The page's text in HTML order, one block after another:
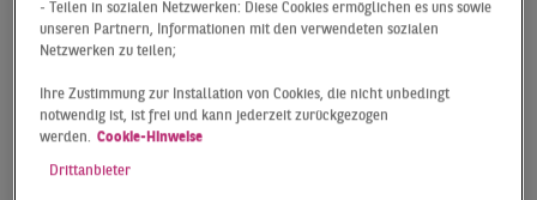
beigetragen haben gleich mehrere Großdeals: Im
Neubausegment sind die Abschlüsse von Jysk
zu nennen, der größte Deal über 29.500 m² durch
einen Logistikdienstleister in Geesthacht wird
- Teilen in sozialen Netzwerken: Diese Cookies ermöglichen es uns sowie
unseren Partnern, Informationen mit den verwendeten sozialen
Netzwerken zu teilen;
Ihre Zustimmung zur Installation von Cookies, die nicht unbedingt
notwendig ist, ist frei und kann jederzeit zurückgezogen
werden. Cookie-Hinweise
Drittanbieter